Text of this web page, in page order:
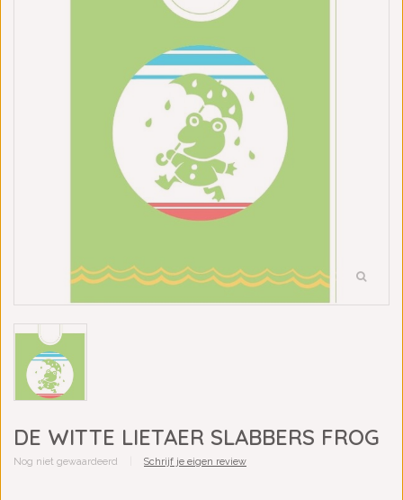
DE WITTE LIETAER SLABBERS FROG
Nog niet gewaardeerd Schrijf je eigen review